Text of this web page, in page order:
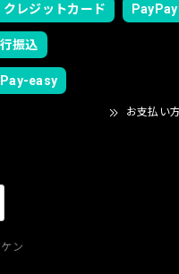
クレジットカード PayPay
振込
easy
お支払い
ン